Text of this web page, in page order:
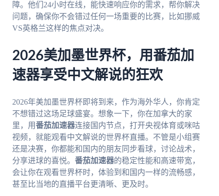
障。他们24小时在线，能快速响应你的需求，帮你解决
问题，确保你不会错过任何一场重要的比赛，比如挪威
VS英格兰这样的焦点对决。
2026美加墨世界杯，用番茄加
速器享受中文解说的狂欢
2026年美加墨世界杯即将到来，作为海外华人，你肯定
不想错过这场足球盛宴。想象一下，你在加拿大的家
里，用番茄加速器连接国内节点，打开央视体育或咪咕
视频，就能观看中文解说的世界杯直播。不管是小组赛
还是决赛，你都能和国内的朋友同步看球，讨论战术，
分享进球的喜悦。 番茄加速器的稳定性能和高速带宽，
会让你在观看世界杯时，体验到和国内一样的流畅感，
甚至比当地的直播平台更清晰、更及时。